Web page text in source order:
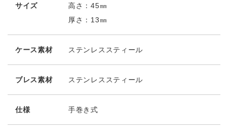
サイズ
高さ：45㎜
厚さ：13㎜
ケース素材 ステンレススティール
ブレス素材 ステンレススティール
仕様 手巻き式